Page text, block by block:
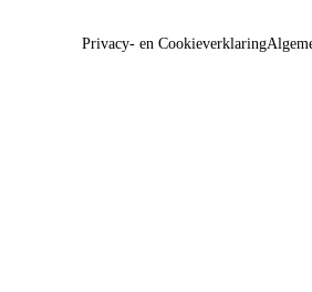
Privacy- en Cookieverklaring